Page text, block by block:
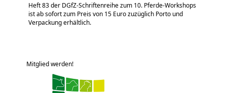
Heft 83 der DGfZ-Schriftenreihe zum 10. Pferde-Workshops
ist ab sofort zum Preis von 15 Euro zuzüglich Porto und
Verpackung erhältlich.
Mitglied werden!